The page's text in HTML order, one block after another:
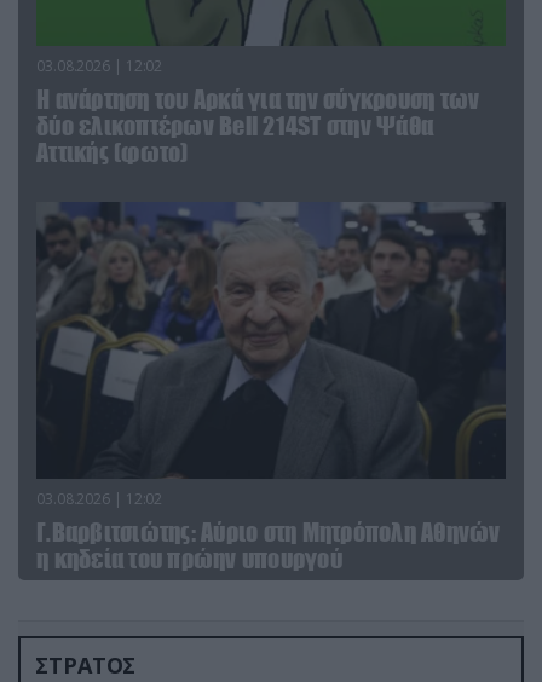
03.08.2026 | 12:02
Η ανάρτηση του Αρκά για την σύγκρουση των
δύο ελικοπτέρων Bell 214ST στην Ψάθα
Αττικής (φωτο)
03.08.2026 | 12:02
Γ.Βαρβιτσιώτης: Aύριο στη Μητρόπολη Αθηνών
η κηδεία του πρώην υπουργού
ΣΤΡΑΤΟΣ